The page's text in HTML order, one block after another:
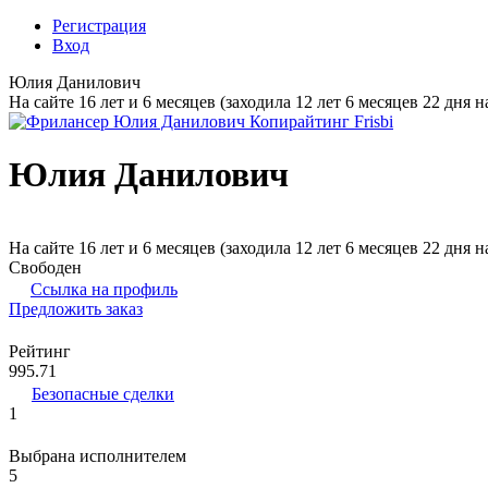
Регистрация
Вход
Юлия Данилович
На сайте 16 лет и 6 месяцев (заходила 12 лет 6 месяцев 22 дня
Юлия Данилович
На сайте 16 лет и 6 месяцев (заходила 12 лет 6 месяцев 22 дня
Свободен
Ссылка на профиль
Предложить заказ
Рейтинг
995.71
Безопасные сделки
1
Выбрана исполнителем
5